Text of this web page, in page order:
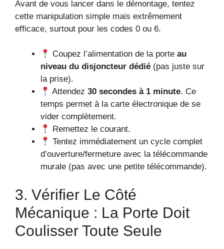
Avant de vous lancer dans le démontage, tentez
cette manipulation simple mais extrêmement
efficace, surtout pour les codes 0 ou 6.
Coupez l’alimentation de la porteau
niveau du disjoncteur dédié (pas juste sur
la prise).
Attendez30 secondes à 1 minute. Ce
temps permet à la carte électronique de se
vider complètement.
Remettez le courant.
Tentez immédiatement un cycle complet
d’ouverture/fermeture avec la télécommande
murale (pas avec une petite télécommande).
3. Vérifier Le Côté
Mécanique : La Porte Doit
Coulisser Toute Seule